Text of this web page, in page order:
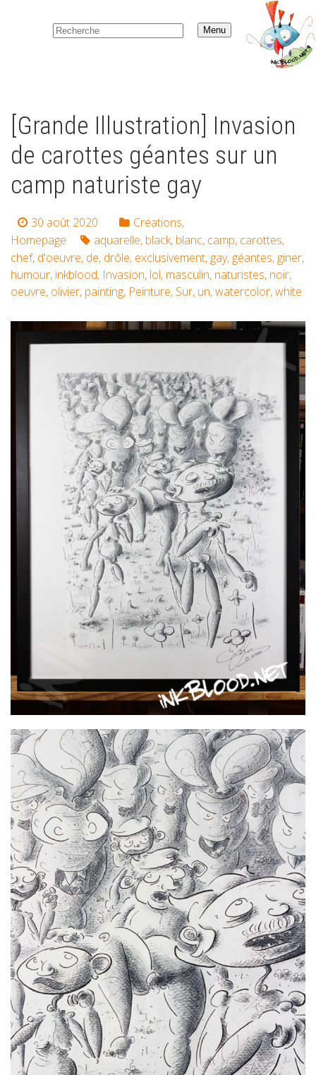
Menu
[Grande Illustration] Invasion
de carottes géantes sur un
camp naturiste gay
30 août 2020 Créations,
Homepage
aquarelle, black, blanc, camp, carottes,
chef, d'oeuvre, de, drôle, exclusivement, gay, géantes, giner,
humour, inkblood, Invasion, lol, masculin, naturistes, noir,
oeuvre, olivier, painting, Peinture, Sur, un,watercolor,white